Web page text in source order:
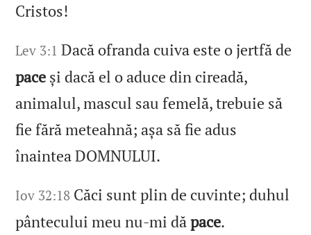
Cristos!
Lev 3:1 Dacă ofranda cuiva este o jertfă de
pace și dacă el o aduce din cireadă,
animalul, mascul sau femelă, trebuie să
fie fără meteahnă; așa să fie adus
înaintea DOMNULUI.
Iov 32:18 Căci sunt plin de cuvinte; duhul
pântecului meu nu‑mi dăpace.